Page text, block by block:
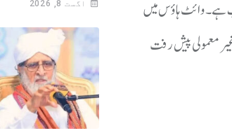
ہے۔وائٹ ہاؤس میں
معمولی پیش رفت
اگست 8, 2026